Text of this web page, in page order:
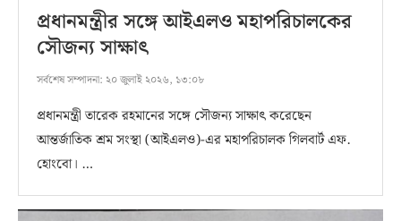
প্রধানমন্ত্রীর সঙ্গে আইএলও মহাপরিচালকের
সৌজন্য সাক্ষাৎ
সর্বশেষ সম্পাদনা: ২০ জুলাই ২০২৬, ১৩:০৮
প্রধানমন্ত্রী তারেক রহমানের সঙ্গে সৌজন্য সাক্ষাৎ করেছেন
আন্তর্জাতিক শ্রম সংস্থা (আইএলও)-এর মহাপরিচালক গিলবার্ট এফ.
হোংবো। …